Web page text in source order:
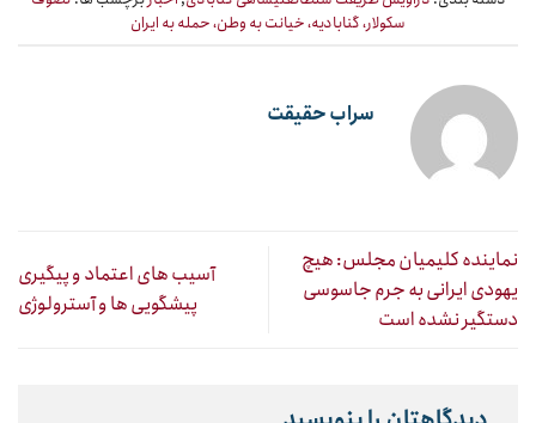
سکولار، گنابادیه، خیانت به وطن، حمله به ایران
سراب حقیقت
نماینده کلیمیان مجلس: هیچ
یهودی ایرانی به جرم جاسوسی
دستگیر نشده است
آسیب های اعتماد و پیگیری
پیشگویی ها و آسترولوژی